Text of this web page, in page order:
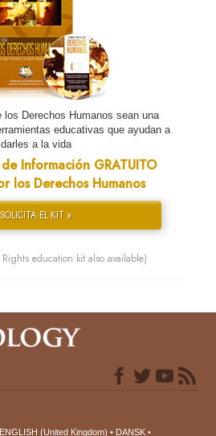
los Derechos Humanos sean una
educativas que ayudan a
darles a la vida
Información GRATUITO
los Derechos Humanos
SOLICITA EL KIT »
education kit also available)
ENGLISH (United Kingdom) DANSK